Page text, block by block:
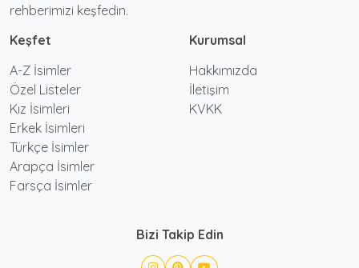
rehberimizi keşfedin.
Keşfet
A-Z İsimler
Özel Listeler
Kız İsimleri
Erkek İsimleri
Türkçe İsimler
Arapça İsimler
Farsça İsimler
Kurumsal
Hakkımızda
İletişim
KVKK
Bizi Takip Edin